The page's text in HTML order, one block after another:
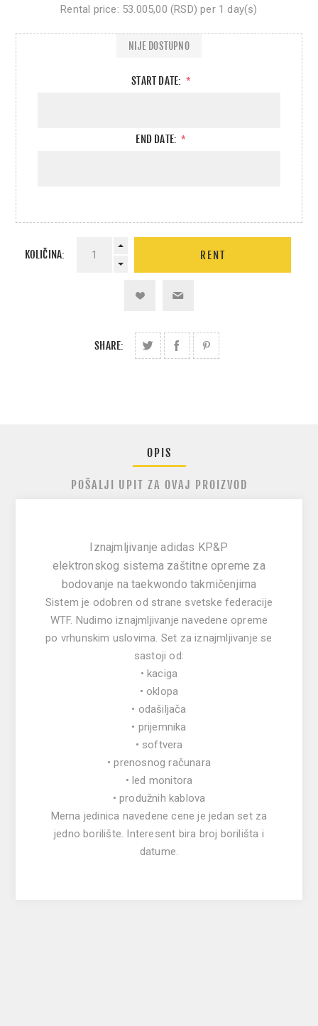
Rental price: 53.005,00 (RSD) per 1 day(s)
START DATE: *
END DATE: *
NIJE DOSTUPNO
KOLIČINA:
SHARE:
OPIS
POŠALJI UPIT ZA OVAJ PROIZVOD
Iznajmljivanje adidas KP&P
elektronskog sistema zaštitne opreme za
bodovanje na taekwondo takmičenjima
Sistem je odobren od strane svetske federacije
WTF. Nudimo iznajmljivanje navedene opreme
po vrhunskim uslovima. Set za iznajmljivanje se
sastoji od:
• kaciga
• oklopa
• odašiljača
• prijemnika
• softvera
• prenosnog računara
• led monitora
• produžnih kablova
Merna jedinica navedene cene je jedan set za
jedno borilište. Interesent bira broj borilišta i
datume.